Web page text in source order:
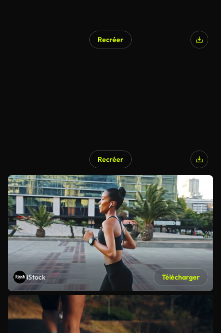
Recréer
Recréer
iStock Télécharger